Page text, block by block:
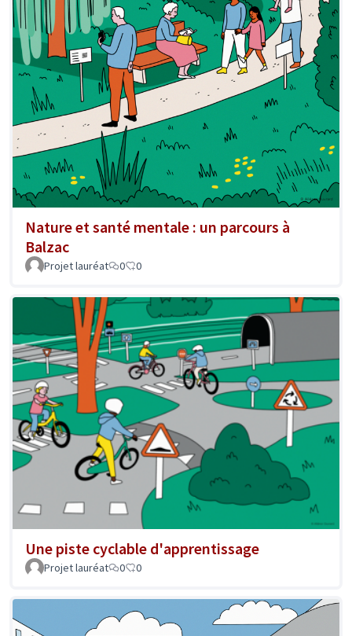
Nature et santé mentale : un parcours à
Balzac
Projet lauréat 0 0
Une piste cyclable d'apprentissage
Projet lauréat 0 0